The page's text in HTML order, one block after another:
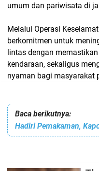
umum dan pariwisata di
Melalui Operasi
berkomitmen untuk
lintas dengan
kendaraan, sekaligus
nyaman bagi masyarakat
Baca berikutnya: